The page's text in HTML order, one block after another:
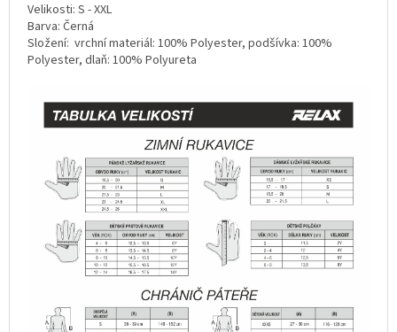
Velikosti: S - XXL
Barva: Černá
Složení: vrchní materiál: 100% Polyester, podšívka: 100%
Polyester, dlaň: 100% Polyureta